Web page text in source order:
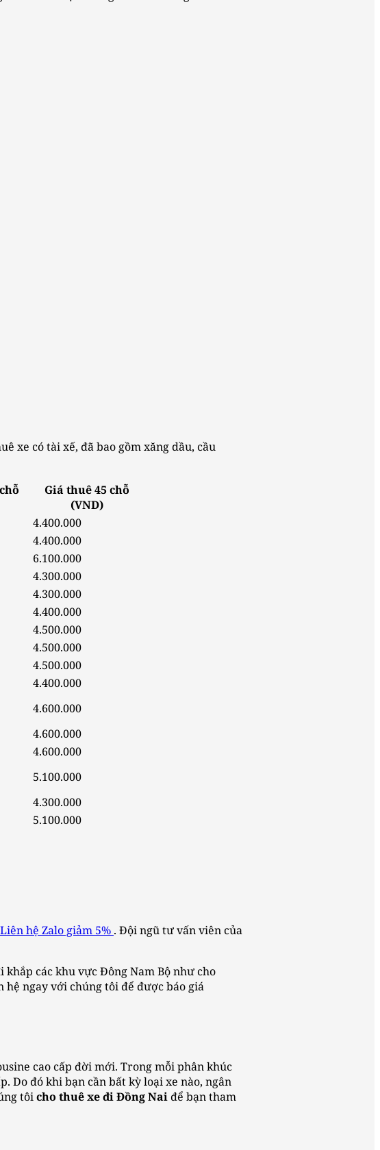
xe có tài xế, đã bao gồm xăng dầu, cầu
Giá thuê 45 chỗ
(VND)
4.400.000
4.400.000
6.100.000
4.300.000
4.300.000
4.400.000
4.500.000
4.500.000
4.500.000
4.400.000
4.600.000
4.600.000
4.600.000
5.100.000
4.300.000
5.100.000
Liên hệ Zalo giảm 5% . Đội ngũ tư vấn viên của
các khu vực Đông Nam Bộ như cho
ngay với chúng tôi để được báo giá
cao cấp đời mới. Trong mỗi phân khúc
Do đó khi bạn cần bất kỳ loại xe nào, ngân
tôicho thuê xe đi Đồng Naiđể bạn tham